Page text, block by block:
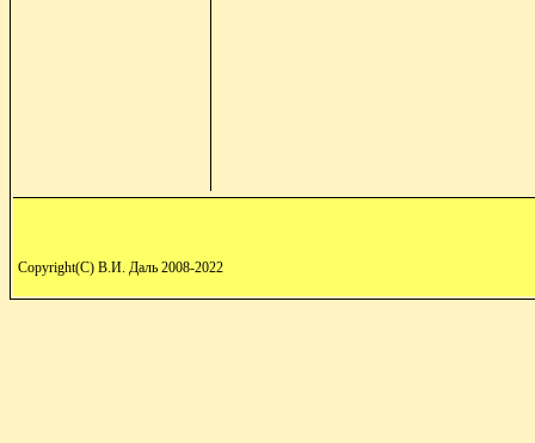
Copyright(C) В.И. Даль 2008-2022